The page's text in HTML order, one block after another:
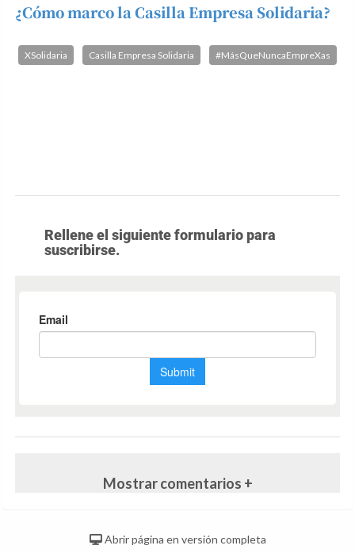
¿Cómo marco la Casilla Empresa Solidaria?
XSolidaria Casilla Empresa Solidaria #MásQueNuncaEmpreXas
Rellene el siguiente formulario para
suscribirse.
Mostrar comentarios +
Abrir página en versión completa